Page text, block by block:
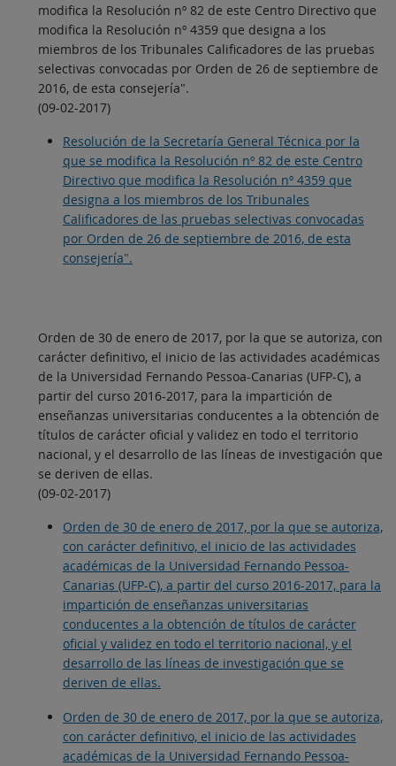
modifica la Resolución nº 82 de este Centro Directivo que
modifica la Resolución nº 4359 que designa a los
miembros de los Tribunales Calificadores de las pruebas
selectivas convocadas por Orden de 26 de septiembre de
2016, de esta consejería".
(09-02-2017)
Resolución de la Secretaría General Técnica por la
que se modifica la Resolución nº 82 de este Centro
Directivo que modifica la Resolución nº 4359 que
designa a los miembros de los Tribunales
Calificadores de las pruebas selectivas convocadas
por Orden de 26 de septiembre de 2016, de esta
consejería".
Orden de 30 de enero de 2017, por la que se autoriza, con
carácter definitivo, el inicio de las actividades académicas
de la Universidad Fernando Pessoa-Canarias (UFP-C), a
partir del curso 2016-2017, para la impartición de
enseñanzas universitarias conducentes a la obtención de
títulos de carácter oficial y validez en todo el territorio
nacional, y el desarrollo de las líneas de investigación que
se deriven de ellas.
(09-02-2017)
Orden de 30 de enero de 2017, por la que se autoriza,
con carácter definitivo, el inicio de las actividades
académicas de la Universidad Fernando Pessoa-
Canarias (UFP-C), a partir del curso 2016-2017, para la
impartición de enseñanzas universitarias
conducentes a la obtención de títulos de carácter
oficial y validez en todo el territorio nacional, y el
desarrollo de las líneas de investigación que se
deriven de ellas.
Orden de 30 de enero de 2017, por la que se autoriza,
con carácter definitivo, el inicio de las actividades
académicas de la Universidad Fernando Pessoa-